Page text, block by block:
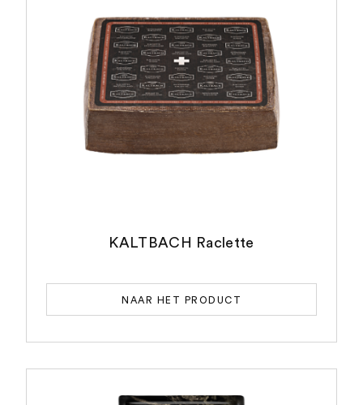
KALTBACH Raclette
NAAR HET PRODUCT